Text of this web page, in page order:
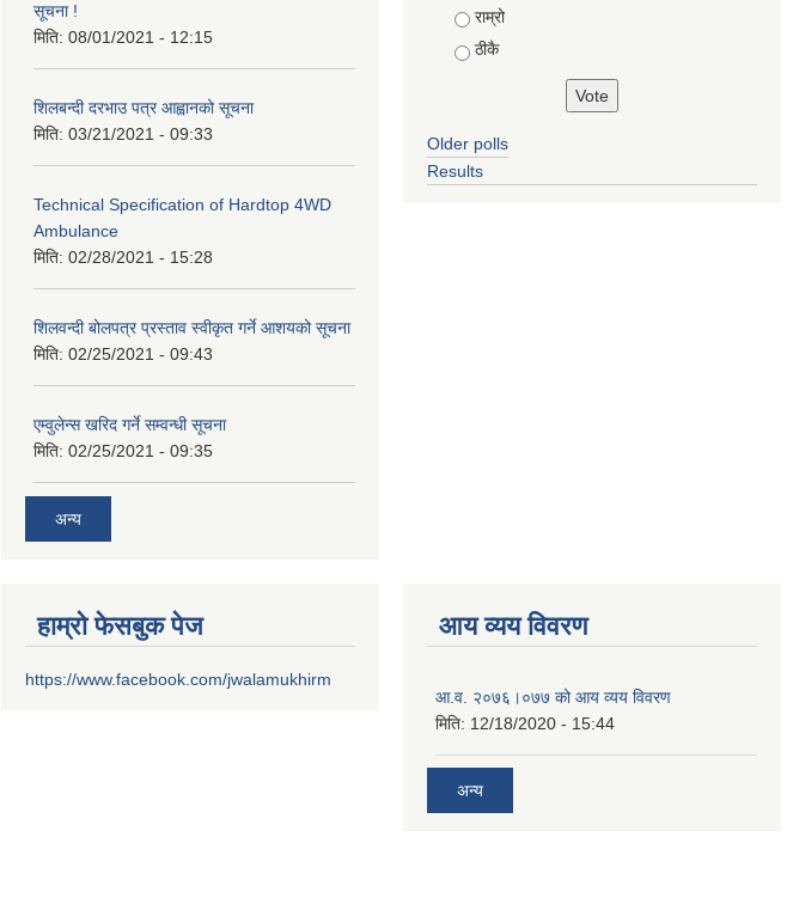
सूचना !
मिति: 08/01/2021 - 12:15
शिलबन्दी दरभाउ पत्र आह्वानको सूचना
मिति: 03/21/2021 - 09:33
Technical Specification of Hardtop 4WD
Ambulance
मिति: 02/28/2021 - 15:28
शिलवन्दी बोलपत्र प्रस्ताव स्वीकृत गर्ने आशयको सूचना
मिति: 02/25/2021 - 09:43
एम्वुलेन्स खरिद गर्ने सम्वन्धी सूचना
मिति: 02/25/2021 - 09:35
अन्य
राम्रो
ठीकै
Older polls
Results
हाम्रो फेसबुक पेज
https://www.facebook.com/jwalamukhirm
आय व्यय विवरण
आ.व. २०७६।०७७ को आय व्यय विवरण
मिति: 12/18/2020 - 15:44
अन्य